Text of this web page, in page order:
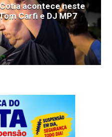
acontece neste
Carfi e DJ MP7